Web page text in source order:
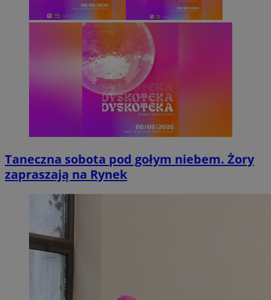
Taneczna sobota pod gołym niebem. Żory
zapraszają na Rynek